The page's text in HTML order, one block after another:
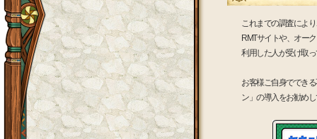
これまでの調査によ
RMTサイトや、オー
利用した人が受け取
お客様ご自身ででき
ン」の導入をお勧め